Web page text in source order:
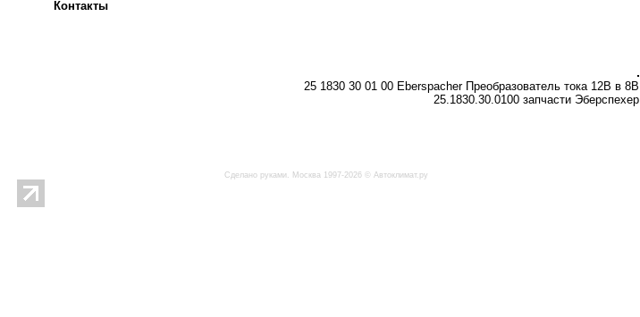
Контакты
25 1830 30 01 00 Eberspacher Преобразователь тока 12В в 8В
25.1830.30.0100 запчасти Эберспехер
Сделано руками. Москва 1997-2026 © Автоклимат.ру